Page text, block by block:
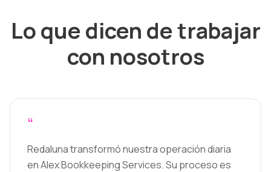
Lo que dicen de trabajar
con nosotros
“
Redaluna transformó nuestra operación diaria
en Alex Bookkeeping Services. Su proceso es